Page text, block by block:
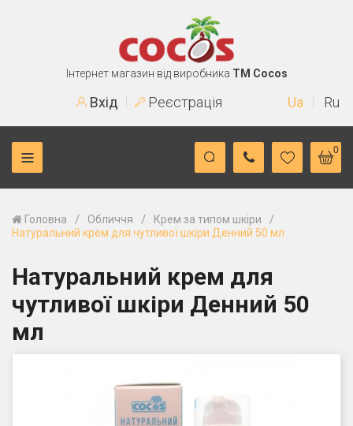
Інтернет магазин від виробника TM Cocos
Вхід Реєстрація Ua Ru
0
Головна / Обличчя / Крем за типом шкіри /
Натуральний крем для чутливої шкіри Денний 50 мл
Натуральний крем для
чутливої шкіри Денний 50
мл